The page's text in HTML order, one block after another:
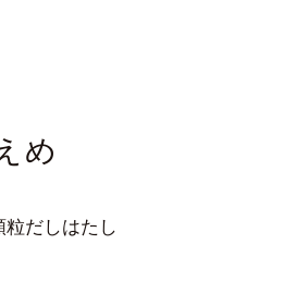
め
だしはたし